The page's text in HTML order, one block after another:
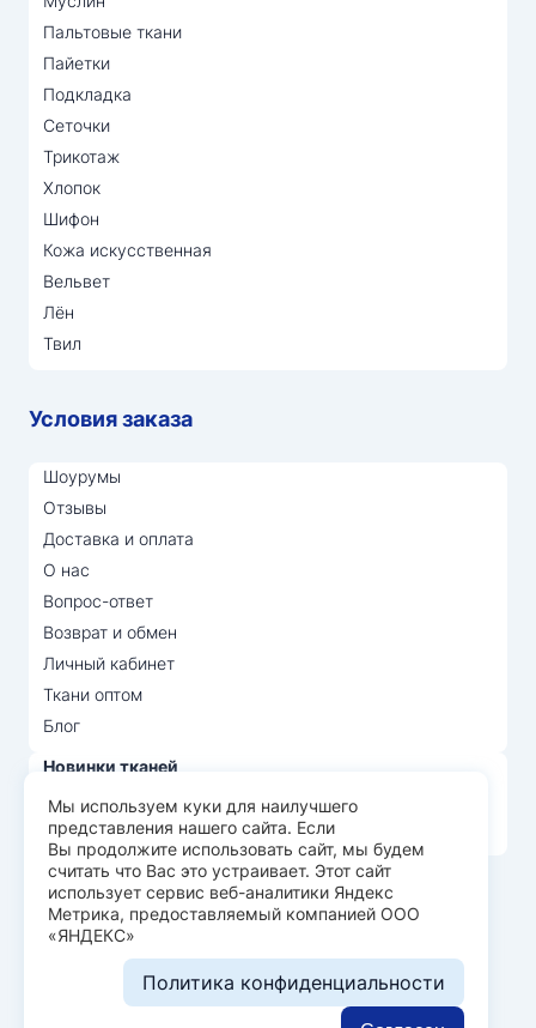
Пальтовые ткани
Пайетки
Подкладка
Сеточки
Трикотаж
Хлопок
Шифон
Кожа искусственная
Вельвет
Лён
Твил
Условия заказа
Шоурумы
Отзывы
Доставка и оплата
О нас
Вопрос-ответ
Возврат и обмен
Личный кабинет
Ткани оптом
Блог
Новинки тканей
Распродажа тканей
Лидеры продаж
© Арт Текс — продажа тканей оптом, 2026
Пользовательское соглашение
Политика конфиденциальности
Разработка сайта —
Мы используем куки для наилучшего
представления нашего сайта. Если
Вы продолжите использовать сайт, мы будем
считать что Вас это устраивает. Этот сайт
использует сервис веб-аналитики Яндекс
Метрика, предоставляемый компанией ООО
«ЯНДЕКС»
Политика конфиденциальности